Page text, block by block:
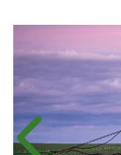
Anterior